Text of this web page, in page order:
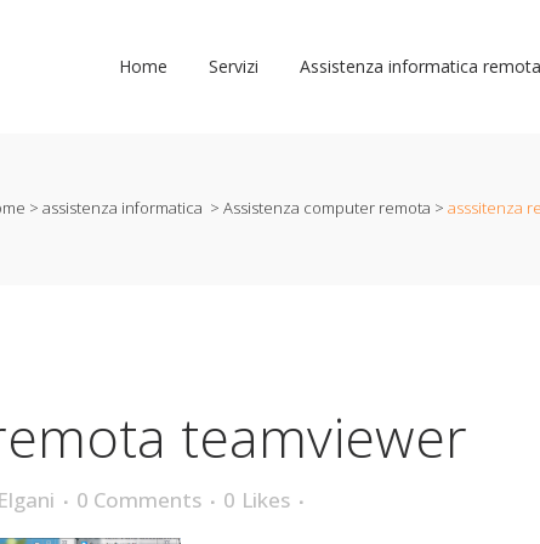
Home Servizi Assistenza informatica remota
> assistenza informatica > Assistenza computer remota > asssitenza
teamviewer
0 Comments 0 Likes